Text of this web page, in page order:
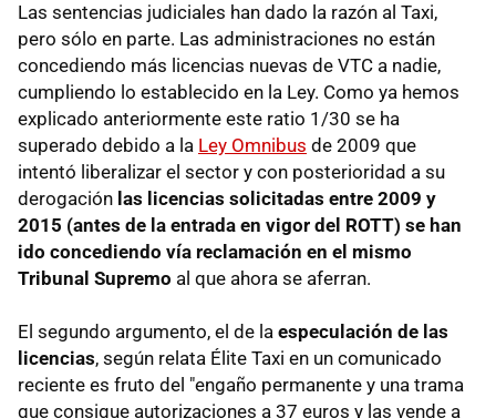
Las sentencias judiciales han dado la razón al Taxi,
pero sólo en parte. Las administraciones no están
concediendo más licencias nuevas de VTC a nadie,
cumpliendo lo establecido en la Ley. Como ya hemos
explicado anteriormente este ratio 1/30 se ha
superado debido a la Ley Omnibus de 2009 que
intentó liberalizar el sector y con posterioridad a su
derogación las licencias solicitadas entre 2009 y
2015 (antes de la entrada en vigor del ROTT) se han
ido concediendo vía reclamación en el mismo
Tribunal Supremo al que ahora se aferran.
El segundo argumento, el de la especulación de las
licencias, según relata Élite Taxi en un comunicado
reciente es fruto del "engaño permanente y una trama
que consigue autorizaciones a 37 euros y las vende a